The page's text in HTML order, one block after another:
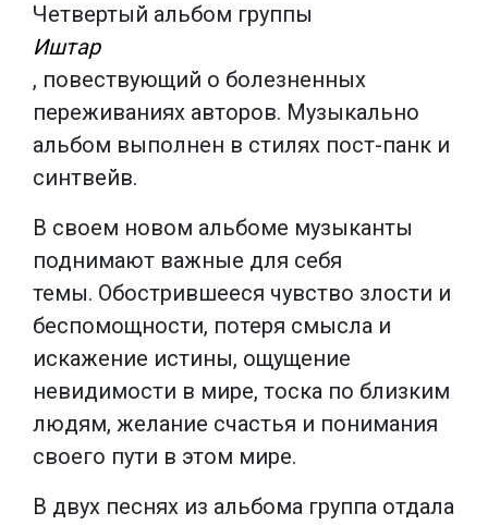
Четвертый альбом группы
Иштар
, повествующий о болезненных
переживаниях авторов. Музыкально
альбом выполнен в стилях пост-панк и
синтвейв.
В своем новом альбоме музыканты
поднимают важные для себя
темы. Обострившееся чувство злости и
беспомощности, потеря смысла и
искажение истины, ощущение
невидимости в мире, тоска по близким
людям, желание счастья и понимания
своего пути в этом мире.
В двух песнях из альбома группа отдала